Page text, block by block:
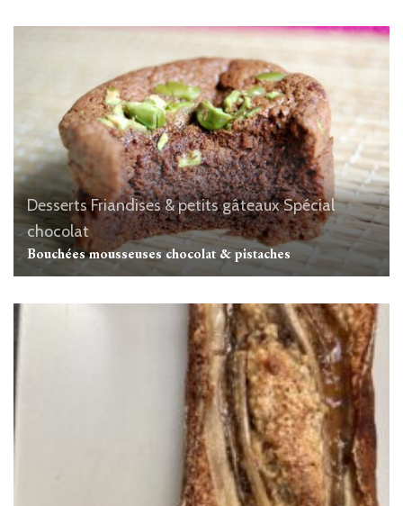
DessertsFriandises & petits gâteauxSpécial
chocolat
Bouchées mousseuses chocolat & pistaches